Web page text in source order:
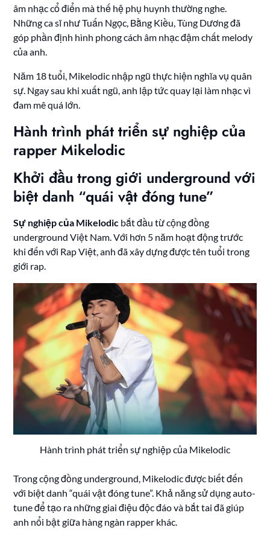
âm nhạc cổ điển mà thế hệ phụ huynh thường nghe.
Những ca sĩ như Tuấn Ngọc, Bằng Kiều, Tùng Dương đã
góp phần định hình phong cách âm nhạc đậm chất melody
của anh.
Năm 18 tuổi, Mikelodic nhập ngũ thực hiện nghĩa vụ quân
sự. Ngay sau khi xuất ngũ, anh lập tức quay lại làm nhạc vì
đam mê quá lớn.
Hành trình phát triển sự nghiệp của
rapper Mikelodic
Khởi đầu trong giới underground với
biệt danh “quái vật đóng tune”
Sự nghiệp của Mikelodic bắt đầu từ cộng đồng
underground Việt Nam. Với hơn 5 năm hoạt động trước
khi đến với Rap Việt, anh đã xây dựng được tên tuổi trong
giới rap.
Hành trình phát triển sự nghiệp của Mikelodic
Trong cộng đồng underground, Mikelodic được biết đến
với biệt danh “quái vật đóng tune”. Khả năng sử dụng auto-
tune để tạo ra những giai điệu độc đáo và bắt tai đã giúp
anh nổi bật giữa hàng ngàn rapper khác.